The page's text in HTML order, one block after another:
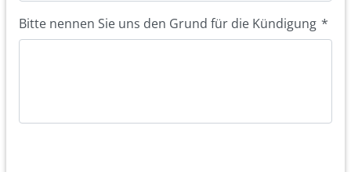
Bitte nennen Sie uns den Grund für die Kündigung *